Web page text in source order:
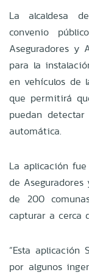
La alcaldesa
convenio
Aseguradores y
para la
en vehículos de
que permitirá
puedan
automática.
La aplicación
de
de 200
capturar a cerca
“Esta aplicación
por algunos